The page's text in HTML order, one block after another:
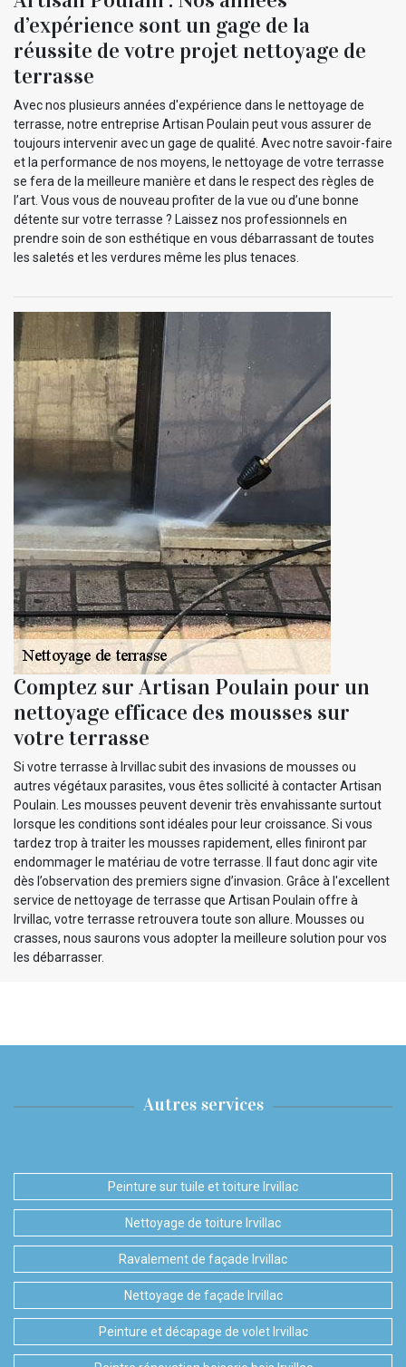
d’expérience sont un gage de la
réussite de votre projet nettoyage de
terrasse
Avec nos plusieurs années d'expérience dans le nettoyage de
terrasse, notre entreprise Artisan Poulain peut vous assurer de
toujours intervenir avec un gage de qualité. Avec notre savoir-faire
et la performance de nos moyens, le nettoyage de votre terrasse
se fera de la meilleure manière et dans le respect des règles de
l’art. Vous vous de nouveau profiter de la vue ou d’une bonne
détente sur votre terrasse ? Laissez nos professionnels en
prendre soin de son esthétique en vous débarrassant de toutes
les saletés et les verdures même les plus tenaces.
Comptez sur Artisan Poulain pour un
nettoyage efficace des mousses sur
votre terrasse
Si votre terrasse à Irvillac subit des invasions de mousses ou
autres végétaux parasites, vous êtes sollicité à contacter Artisan
Poulain. Les mousses peuvent devenir très envahissante surtout
lorsque les conditions sont idéales pour leur croissance. Si vous
tardez trop à traiter les mousses rapidement, elles finiront par
endommager le matériau de votre terrasse. Il faut donc agir vite
dès l’observation des premiers signe d’invasion. Grâce à l'excellent
service de nettoyage de terrasse que Artisan Poulain offre à
Irvillac, votre terrasse retrouvera toute son allure. Mousses ou
crasses, nous saurons vous adopter la meilleure solution pour vos
les débarrasser.
Autres services
Peinture sur tuile et toiture Irvillac
Nettoyage de toiture Irvillac
Ravalement de façade Irvillac
Nettoyage de façade Irvillac
Peinture et décapage de volet Irvillac